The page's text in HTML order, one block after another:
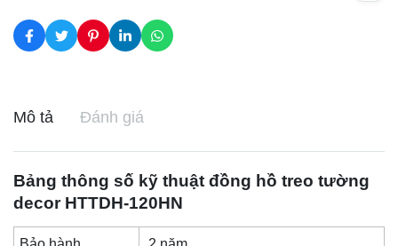
Mô tả Đánh giá
Bảng thông số kỹ thuật đồng hồ treo tường
decorHTTDH-120HN